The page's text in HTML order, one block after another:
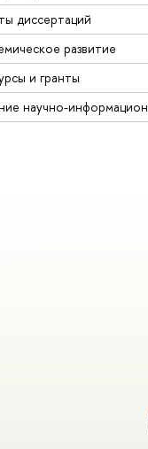
диссертаций
развитие
и гранты
научно-